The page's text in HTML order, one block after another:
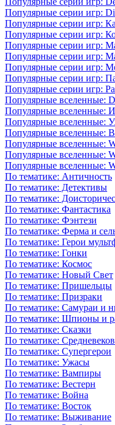
Популярные серии игр:
Популярные серии игр:
Популярные серии игр:
Популярные серии игр:
Популярные серии игр:
Популярные серии игр:
Популярные серии игр:
Популярные серии игр:
Популярные вселенные:
Популярные вселенные:
Популярные вселенные:
Популярные вселенные:
Популярные вселенные:
Популярные вселенные:
Популярные вселенные:
По тематике: Античность
По тематике: Детективы
По тематике:
По тематике: Фантастика
По тематике: Фэнтези
По тематике: Ферма и
По тематике: Герои
По тематике: Гонки
По тематике: Космос
По тематике: Новый Свет
По тематике: Пришельцы
По тематике: Призраки
По тематике: Самураи и
По тематике: Шпионы и
По тематике: Сказки
По тематике:
По тематике: Супергерои
По тематике: Ужасы
По тематике: Вампиры
По тематике: Вестерн
По тематике: Война
По тематике: Восток
По тематике: Выживание